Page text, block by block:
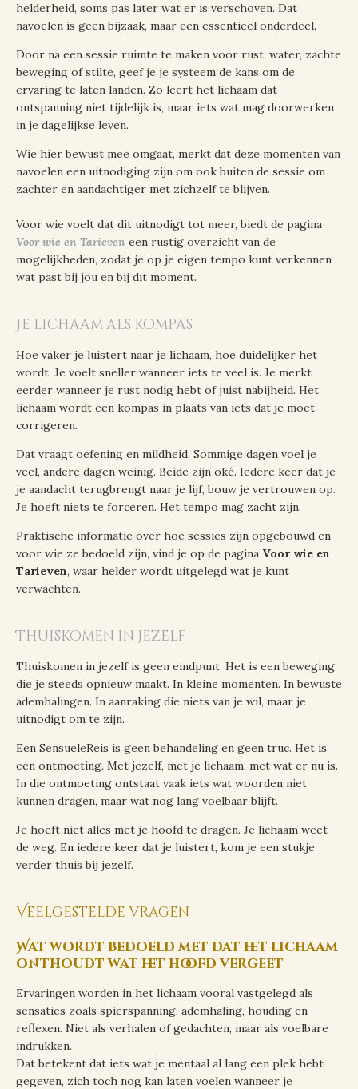
helderheid, soms pas later wat er is verschoven. Dat
navoelen is geen bijzaak, maar een essentieel onderdeel.
Door na een sessie ruimte te maken voor rust, water, zachte
beweging of stilte, geef je je systeem de kans om de
ervaring te laten landen. Zo leert het lichaam dat
ontspanning niet tijdelijk is, maar iets wat mag doorwerken
in je dagelijkse leven.
Wie hier bewust mee omgaat, merkt dat deze momenten van
navoelen een uitnodiging zijn om ook buiten de sessie om
zachter en aandachtiger met zichzelf te blijven.
Voor wie voelt dat dit uitnodigt tot meer, biedt de pagina
Voor wie en Tarieven een rustig overzicht van de
mogelijkheden, zodat je op je eigen tempo kunt verkennen
wat past bij jou en bij dit moment.
Je lichaam als kompas
Hoe vaker je luistert naar je lichaam, hoe duidelijker het
wordt. Je voelt sneller wanneer iets te veel is. Je merkt
eerder wanneer je rust nodig hebt of juist nabijheid. Het
lichaam wordt een kompas in plaats van iets dat je moet
corrigeren.
Dat vraagt oefening en mildheid. Sommige dagen voel je
veel, andere dagen weinig. Beide zijn oké. Iedere keer dat je
je aandacht terugbrengt naar je lijf, bouw je vertrouwen op.
Je hoeft niets te forceren. Het tempo mag zacht zijn.
Praktische informatie over hoe sessies zijn opgebouwd en
voor wie ze bedoeld zijn, vind je op de pagina Voor wie en
Tarieven, waar helder wordt uitgelegd wat je kunt
verwachten.
Thuiskomen in jezelf
Thuiskomen in jezelf is geen eindpunt. Het is een beweging
die je steeds opnieuw maakt. In kleine momenten. In bewuste
ademhalingen. In aanraking die niets van je wil, maar je
uitnodigt om te zijn.
Een SensueleReis is geen behandeling en geen truc. Het is
een ontmoeting. Met jezelf, met je lichaam, met wat er nu is.
In die ontmoeting ontstaat vaak iets wat woorden niet
kunnen dragen, maar wat nog lang voelbaar blijft.
Je hoeft niet alles met je hoofd te dragen. Je lichaam weet
de weg. En iedere keer dat je luistert, kom je een stukje
verder thuis bij jezelf.
Veelgestelde vragen
Wat wordt bedoeld met dat het lichaam
onthoudt wat het hoofd vergeet
Ervaringen worden in het lichaam vooral vastgelegd als
sensaties zoals spierspanning, ademhaling, houding en
reflexen. Niet als verhalen of gedachten, maar als voelbare
indrukken.
Dat betekent dat iets wat je mentaal al lang een plek hebt
gegeven, zich toch nog kan laten voelen wanneer je